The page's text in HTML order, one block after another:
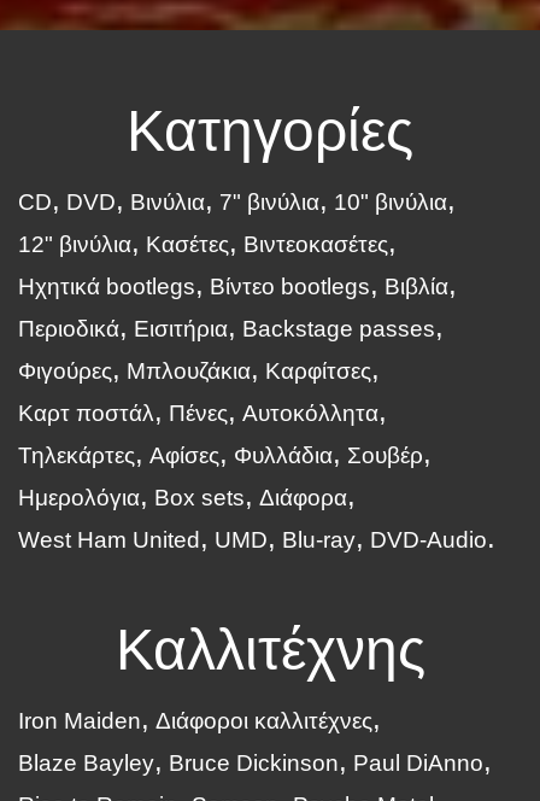
Κατηγορίες
CD DVD Βινύλια 7" βινύλια
10" βινύλια
12" βινύλια
Κασέτες
Βιντεοκασέτες
Ηχητικά bootlegs
Βίντεο bootlegs
Βιβλία
Περιοδικά
Εισιτήρια
Backstage passes
Φιγούρες
Μπλουζάκια
Καρφίτσες
Καρτ ποστάλ
Πένες
Αυτοκόλλητα
Τηλεκάρτες
Αφίσες Φυλλάδια
Σουβέρ
Ημερολόγια
Box sets
Διάφορα
West Ham United
UMD Blu-ray DVD-Audio
Καλλιτέχνης
Iron Maiden
Διάφοροι καλλιτέχνες
Blaze Bayley
Bruce Dickinson
Paul DiAnno